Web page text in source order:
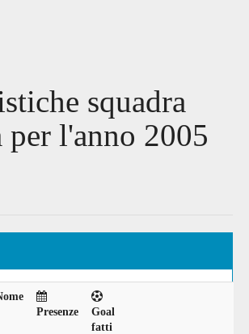
squadra
per l'anno 2005
Presenze
Goal
fatti